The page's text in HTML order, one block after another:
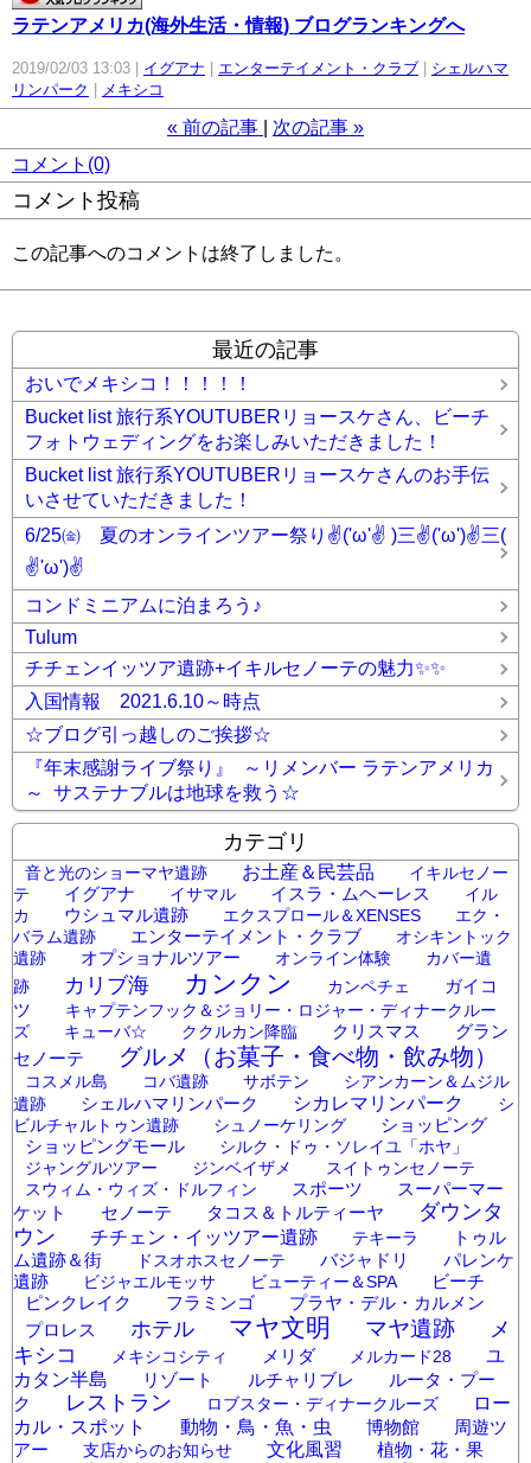
ラテンアメリカ(海外生活・情報) ブログランキングへ
2019/02/03 13:03 イグアナ エンターテイメント・クラブ
シェルハマ
リンパーク
メキシコ
« 前の記事 次の記事 »
コメント(0)
コメント投稿
この記事へのコメントは終了しました。
最近の記事
おいでメキシコ！！！！！
Bucket list 旅行系YOUTUBERリョースケさん、ビーチ
フォトウェディングをお楽しみいただきました！
Bucket list 旅行系YOUTUBERリョースケさんのお手伝
いさせていただきました！
6/25㈮ 夏のオンラインツアー祭り✌('ω'✌ )三✌('ω')✌三(
✌'ω')✌
コンドミニアムに泊まろう♪
Tulum
チチェンイッツア遺跡+イキルセノーテの魅力✨✨
入国情報 2021.6.10～時点
☆ブログ引っ越しのご挨拶☆
『年末感謝ライブ祭り』 ～リメンバー ラテンアメリカ
～ サステナブルは地球を救う☆
カテゴリ
音と光のショーマヤ遺跡 お土産＆民芸品
イキルセノー
テ
イグアナ イサマル イスラ・ムヘーレス
イル
カ
ウシュマル遺跡 エクスプロール＆XENSES
エク・
バラム遺跡
エンターテイメント・クラブ
オシキントック
遺跡
オプショナルツアー オンライン体験
カバー遺
跡
カリブ海 カンクン カンペチェ
ガイコ
ツ
キャプテンフック＆ジョリー・ロジャー・ディナークルー
ズ
キューバ☆ ククルカン降臨 クリスマス
グラン
セノーテ
グルメ（お菓子・食べ物・飲み物）
コスメル島 コバ遺跡 サボテン
シアンカーン＆ムジル
遺跡
シェルハマリンパーク シカレマリンパーク
シ
ビルチャルトゥン遺跡
シュノーケリング
ショッピング
ショッピングモール
シルク・ドゥ・ソレイユ「ホヤ」
ジャングルツアー
ジンベイザメ
スイトゥンセノーテ
スウィム・ウィズ・ドルフィン
スポーツ
スーパーマー
ケット
セノーテ タコス＆トルティーヤ
ダウンタ
ウン
チチェン・イッツアー遺跡 テキーラ
トゥル
ム遺跡＆街
ドスオホスセノーテ バジャドリ
パレンケ
遺跡
ビジャエルモッサ ビューティー＆SPA
ビーチ
ピンクレイク
フラミンゴ
プラヤ・デル・カルメン
プロレス
ホテル マヤ文明 マヤ遺跡
メ
キシコ
メキシコシティ メリダ メルカード28
ユ
カタン半島
リゾート ルチャリブレ
ルータ・プー
ク
レストラン ロブスター・ディナークルーズ
ロー
カル・スポット
動物・鳥・魚・虫 博物館
周遊ツ
アー
支店からのお知らせ 文化風習
植物・花・果